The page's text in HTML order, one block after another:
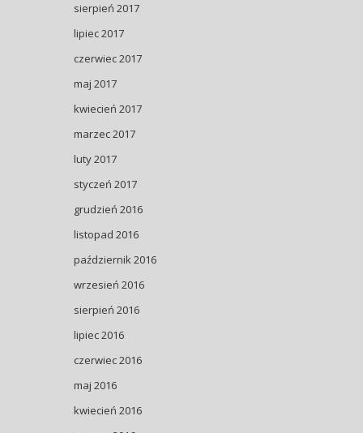
sierpień 2017
lipiec 2017
czerwiec 2017
maj 2017
kwiecień 2017
marzec 2017
luty 2017
styczeń 2017
grudzień 2016
listopad 2016
październik 2016
wrzesień 2016
sierpień 2016
lipiec 2016
czerwiec 2016
maj 2016
kwiecień 2016